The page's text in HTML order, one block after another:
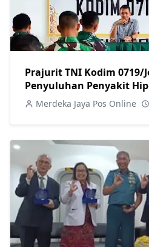
Prajurit TNI Kodim 0719/
Penyuluhan Penyakit
Merdeka Jaya Pos Online